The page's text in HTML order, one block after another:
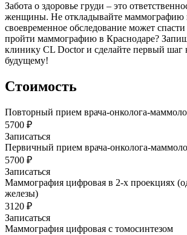
Забота о здоровье груди – это
женщины. Не откладывайте маммографию
своевременное обследование может
пройти маммографию в Краснодаре?
клинику CL Doctor и сделайте первый шаг
будущему!
Стоимость
Повторный прием врача-онколога-
5700 ₽
Записаться
Первичный прием врача-онколога-
5700 ₽
Записаться
Маммография цифровая в 2-х проекциях
железы)
3120 ₽
Записаться
Маммография цифровая с томосинтезом